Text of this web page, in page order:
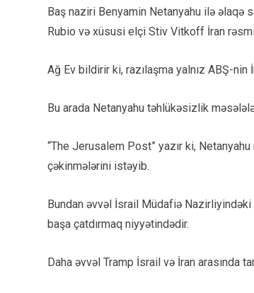
Baş naziri Benyamin Netanyahu ilə
Rubio və xüsusi elçi Stiv Vitkoff İran
Ağ Ev bildirir ki, razılaşma yalnız ABŞ-
Bu arada Netanyahu təhlükəsizlik
“The Jerusalem Post” yazır ki,
çəkinmələrini istəyib.
Bundan əvvəl İsrail Müdafiə Nazirliyindəki
başa çatdırmaq niyyətindədir.
Daha əvvəl Tramp İsrail və İran arasında